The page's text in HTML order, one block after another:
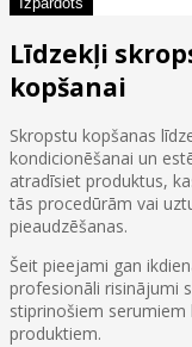
Līdzekļi
kopšanai
Skropstu kopšanas
kondicionēšanai un
atradīsiet produktus,
tās procedūrām vai
pieaudzēšanas.
Šeit pieejami gan
profesionāli risinājumi
stiprinošiem
produktiem.